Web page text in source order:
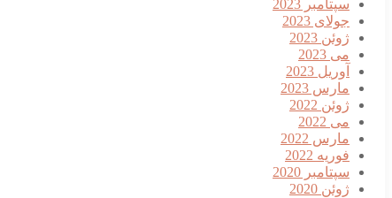
سپتامبر 2023
جولای 2023
ژوئن 2023
می 2023
آوریل 2023
مارس 2023
ژوئن 2022
می 2022
مارس 2022
فوریه 2022
سپتامبر 2020
ژوئن 2020